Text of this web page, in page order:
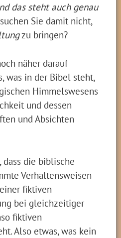
das steht auch genau
Sie damit nicht,
zu bringen?
näher darauf
was in der Bibel steht,
Himmelswesens
und dessen
und Absichten
dass die biblische
Verhaltensweisen
fiktiven
bei gleichzeitiger
fiktiven
Also etwas, was kein